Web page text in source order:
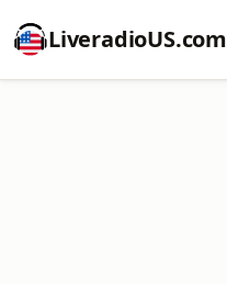
LiveradioUS.com